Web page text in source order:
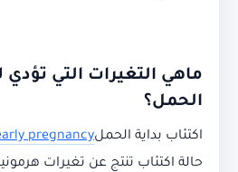
ماهي التغيرات التي تؤدي
الحمل؟
اكتئاب بداية الحملpregnancy
حالة اكتئاب تنتج عن تغيرات